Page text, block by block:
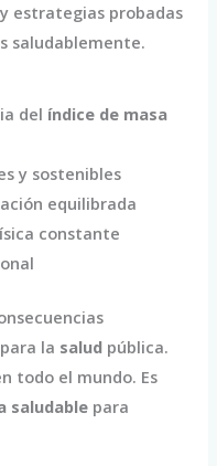
estrategias probadas
saludablemente.
del índice de masa
y sostenibles
equilibrada
constante
la salud pública.
todo el mundo. Es
saludable para